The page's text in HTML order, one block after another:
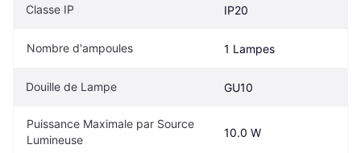
Classe IP IP20
Nombre d'ampoules 1 Lampes
Douille de Lampe GU10
Puissance Maximale par Source
Lumineuse
10.0 W